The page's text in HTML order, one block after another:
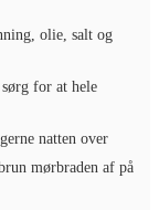
olie, salt og
for at hele
natten over
mørbraden af på